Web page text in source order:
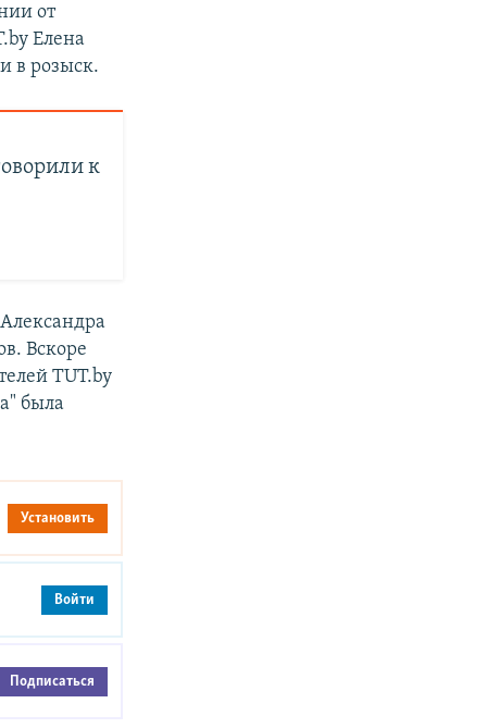
от
Елена
в розыск.
к
Вскоре
TUT.by
была
Установить
Войти
Подписаться